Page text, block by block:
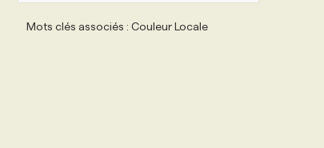
Mots clés associés : Couleur Locale